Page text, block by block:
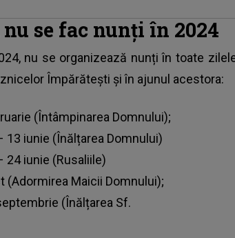
nu se fac nunți în 2024
nu se organizează nunți în toate
Împărătești și în ajunul acestora:
(Întâmpinarea Domnului);
13 iunie (Înălțarea Domnului)
24 iunie (Rusaliile)
(Adormirea Maicii Domnului);
(Înălțarea Sf.